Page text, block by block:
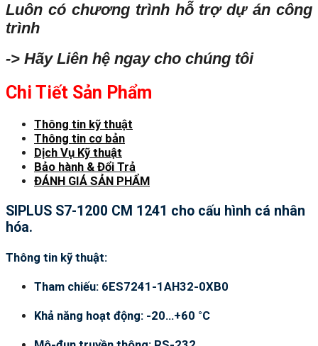
Luôn có chương trình hỗ trợ dự án công
trình
-> Hãy Liên hệ ngay cho chúng tôi
Chi Tiết Sản Phẩm
Thông tin kỹ thuật
Thông tin cơ bản
Dịch Vụ Kỹ thuật
Bảo hành & Đổi Trả
ĐÁNH GIÁ SẢN PHẨM
SIPLUS S7-1200 CM 1241 cho cấu hình cá nhân
hóa.
Thông tin kỹ thuật:
Tham chiếu: 6ES7241-1AH32-0XB0
Khả năng hoạt động: -20…+60 °C